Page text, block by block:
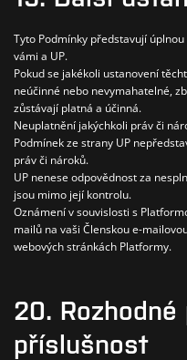
Tyto Podmínky představují
vámi a UP.
Pokud se jakékoli ustanovení
neúčinné nebo nevymahatelné,
zůstávají platná a účinná.
Neuplatnění jakýchkoli práv či
Podmínek ze strany UP
práv či nároků.
UP nenese odpovědnost za
jsou mimo její kontrolu.
Oznámení v souvislosti s
mailů na vaši Členskou e-
webových stránkách Platformy.
20.
příslušnost